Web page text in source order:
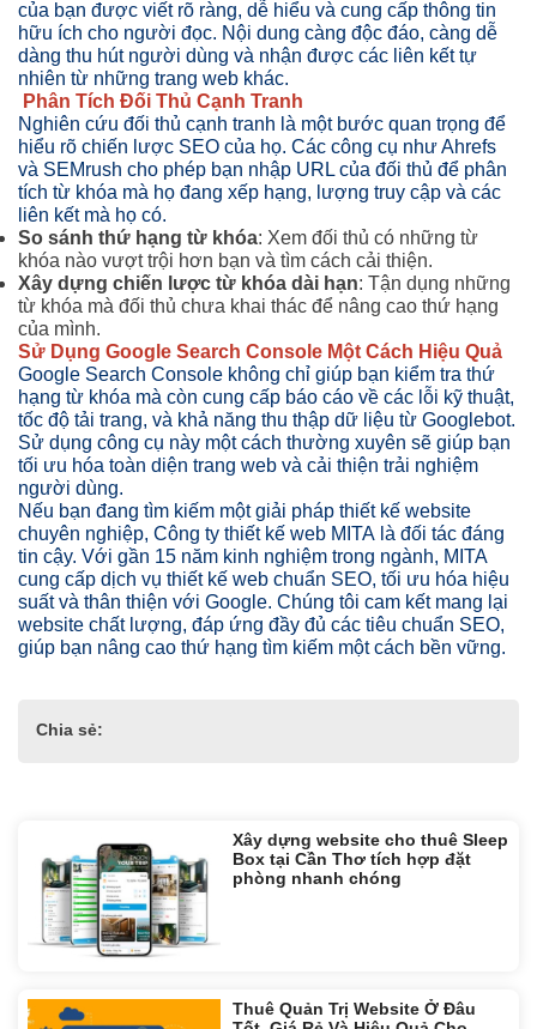
của bạn được viết rõ ràng, dễ hiểu và cung cấp thông tin
hữu ích cho người đọc. Nội dung càng độc đáo, càng dễ
dàng thu hút người dùng và nhận được các liên kết tự
nhiên từ những trang web khác.
Phân Tích Đối Thủ Cạnh Tranh
Nghiên cứu đối thủ cạnh tranh là một bước quan trọng để
hiểu rõ chiến lược SEO của họ. Các công cụ như Ahrefs
và SEMrush cho phép bạn nhập URL của đối thủ để phân
tích từ khóa mà họ đang xếp hạng, lượng truy cập và các
liên kết mà họ có.
So sánh thứ hạng từ khóa: Xem đối thủ có những từ
khóa nào vượt trội hơn bạn và tìm cách cải thiện.
Xây dựng chiến lược từ khóa dài hạn: Tận dụng những
từ khóa mà đối thủ chưa khai thác để nâng cao thứ hạng
của mình.
Sử Dụng Google Search Console Một Cách Hiệu Quả
Google Search Console không chỉ giúp bạn kiểm tra thứ
hạng từ khóa mà còn cung cấp báo cáo về các lỗi kỹ thuật,
tốc độ tải trang, và khả năng thu thập dữ liệu từ Googlebot.
Sử dụng công cụ này một cách thường xuyên sẽ giúp bạn
tối ưu hóa toàn diện trang web và cải thiện trải nghiệm
người dùng.
Nếu bạn đang tìm kiếm một giải pháp thiết kế website
chuyên nghiệp, Công ty thiết kế web MITA là đối tác đáng
tin cậy. Với gần 15 năm kinh nghiệm trong ngành, MITA
cung cấp dịch vụ thiết kế web chuẩn SEO, tối ưu hóa hiệu
suất và thân thiện với Google. Chúng tôi cam kết mang lại
website chất lượng, đáp ứng đầy đủ các tiêu chuẩn SEO,
giúp bạn nâng cao thứ hạng tìm kiếm một cách bền vững.
Chia sẻ:
Xây dựng website cho thuê Sleep
Box tại Cần Thơ tích hợp đặt
phòng nhanh chóng
Thuê Quản Trị Website Ở Đâu